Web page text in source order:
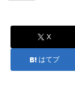
X
はてブ